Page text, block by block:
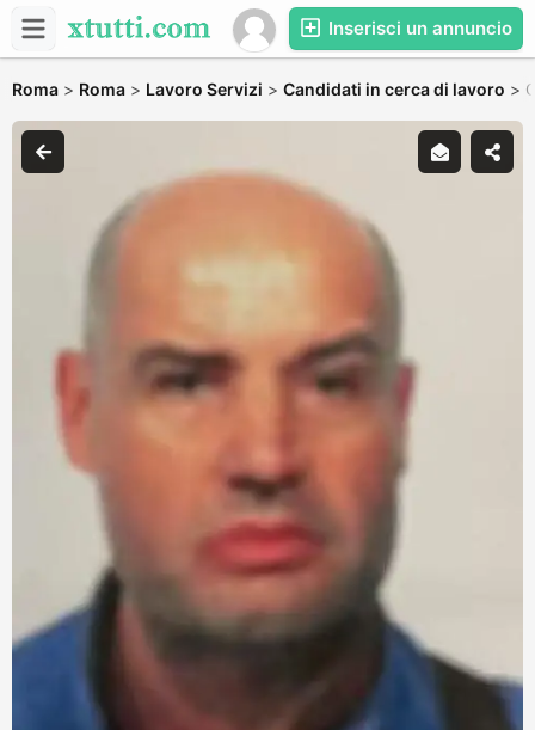
Inserisci un annuncio
Roma > Roma > Lavoro Servizi > Candidati in cerca di lavoro >